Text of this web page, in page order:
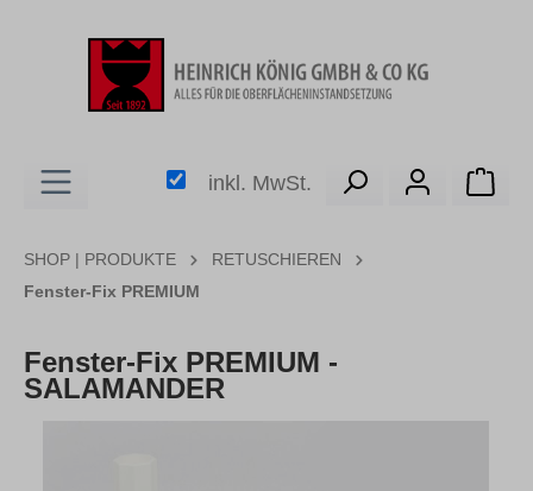
inkl. MwSt.
SHOP | PRODUKTE
RETUSCHIEREN
Fenster-Fix PREMIUM
Fenster-Fix PREMIUM -
SALAMANDER